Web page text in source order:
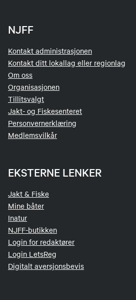
NJFF
Kontakt administrasjonen
Kontakt ditt lokallag eller regionlag
Om oss
Organisasjonen
Tillitsvalgt
Jakt- og Fiskesenteret
Personvernerklæring
Medlemsvilkår
EKSTERNE LENKER
Jakt & Fiske
Mine båter
Inatur
NJFF-butikken
Login for redaktører
Login LetsReg
Digitalt aversjonsbevis